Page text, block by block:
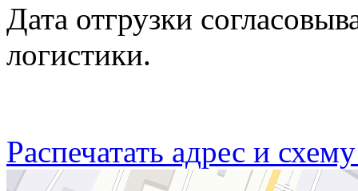
Дата отгрузки
логистики.
Распечатать адрес и